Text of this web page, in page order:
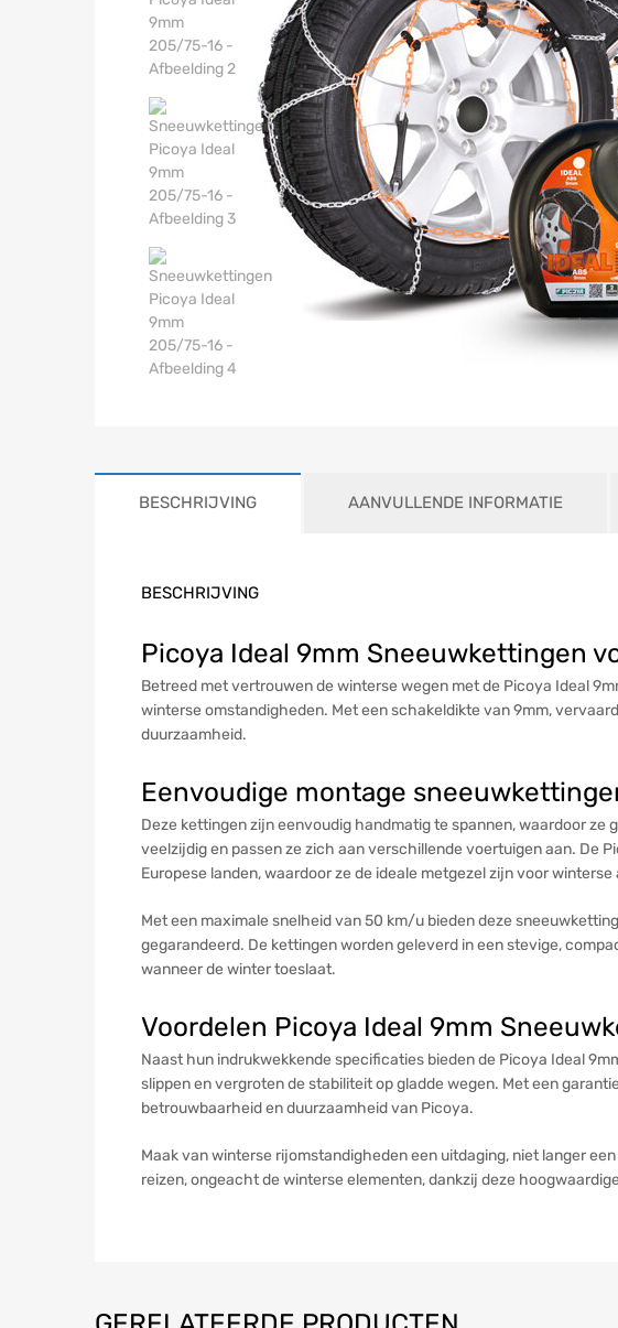
BESCHRIJVING AANVULLENDE INFORMATIE
BESCHRIJVING
Picoya Ideal 9mm Sneeuwkettingen
Betreed met vertrouwen de winterse wegen met de Picoya Ideal
winterse omstandigheden. Met een schakeldikte van 9mm,
duurzaamheid.
Eenvoudige montage
Deze kettingen zijn eenvoudig handmatig te spannen, waardoor
veelzijdig en passen ze zich aan verschillende voertuigen aan. De
Europese landen, waardoor ze de ideale metgezel zijn voor
Met een maximale snelheid van 50 km/u bieden deze
gegarandeerd. De kettingen worden geleverd in een stevige,
wanneer de winter toeslaat.
Voordelen Picoya Ideal 9mm
Naast hun indrukwekkende specificaties bieden de Picoya Ideal
slippen en vergroten de stabiliteit op gladde wegen. Met een
betrouwbaarheid en duurzaamheid van Picoya.
Maak van winterse rijomstandigheden een uitdaging, niet langer
reizen, ongeacht de winterse elementen, dankzij deze